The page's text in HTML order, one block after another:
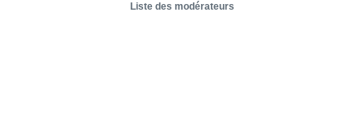
Liste des modérateurs